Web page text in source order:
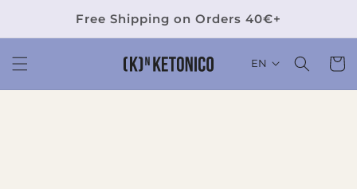
Free Shipping on Orders 40€+
EN Cart